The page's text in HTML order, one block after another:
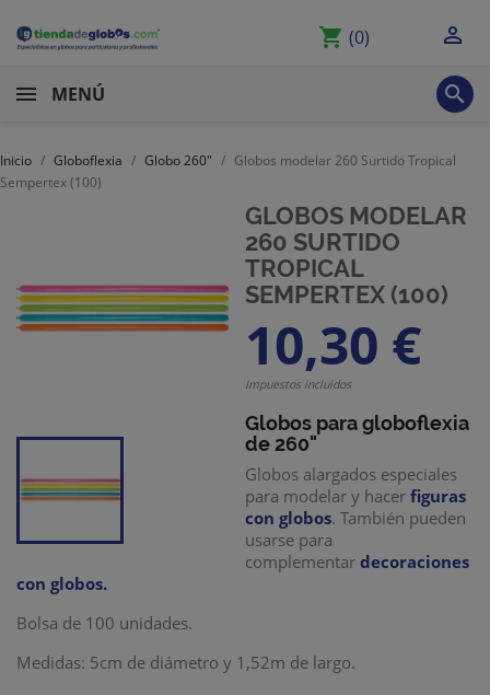
shopping_cart (0) 
MENÚ 
Inicio Globoflexia Globo 260"
Globos modelar 260 Surtido Tropical
Sempertex (100)
GLOBOS MODELAR
260 SURTIDO
TROPICAL
SEMPERTEX (100)
10,30 €
Impuestos incluidos
Globos para globoflexia
de 260"
Globos alargados especiales
para modelar y hacer figuras
con globos. También pueden
usarse para
complementar decoraciones
con globos.
Bolsa de 100 unidades.
Medidas: 5cm de diámetro y 1,52m de largo.